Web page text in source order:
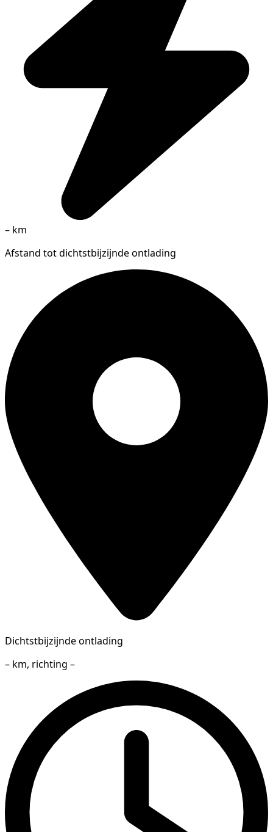
– km
Afstand tot dichtstbijzijnde ontlading
Dichtstbijzijnde ontlading
– km, richting –